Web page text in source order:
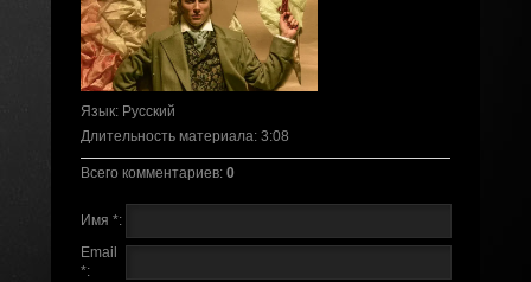
Язык: Русский
Длительность материала: 3:08
Всего комментариев: 0
Имя *:
Email
*: